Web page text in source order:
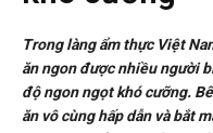
Trong làng ẩm thực Việt
ăn ngon được nhiều người
độ ngon ngọt khó cưỡng.
ăn vô cùng hấp dẫn và bắt